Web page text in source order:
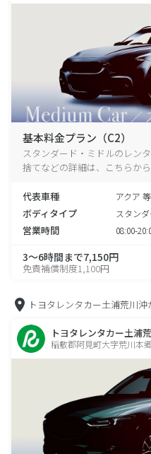
基本料金プラン（C2）
スタンダード・ミドルのレン
捨てなどの詳細は、こちらか
代表車種 アクア 等
ボディタイプ スタン
営業時間 08:00-
3～6時間まで7,150円
免責補償制度1,100円
トヨタレンタカー土浦荒川沖
トヨタレンタカー土浦
稲敷郡阿見町大字荒川本